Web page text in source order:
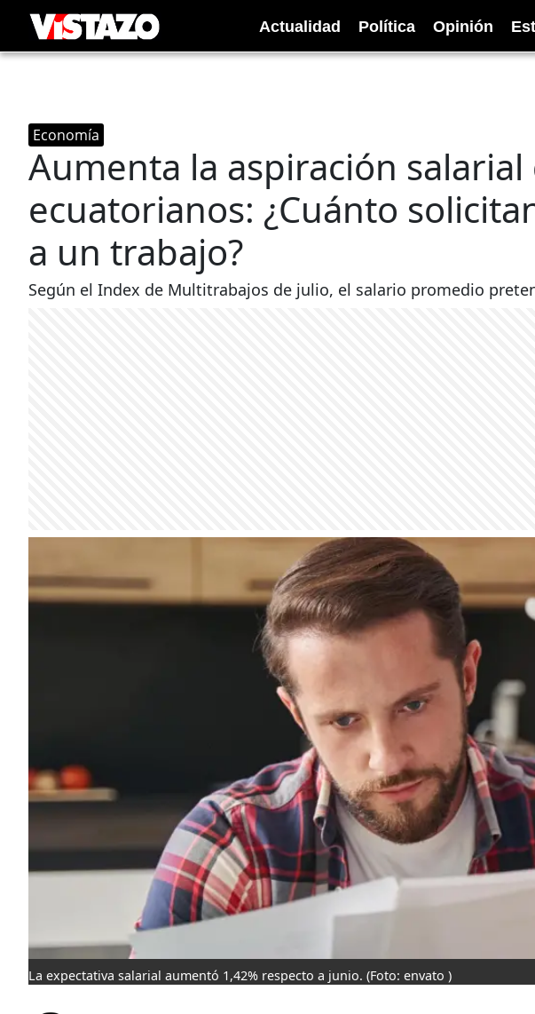
Actualidad Política Opinión
Economía
Aumenta la aspiración salarial
ecuatorianos: ¿Cuánto
a un trabajo?
Según el Index de Multitrabajos de julio, el salario promedio
La expectativa salarial aumentó 1,42% respecto a junio. (Foto: envato )